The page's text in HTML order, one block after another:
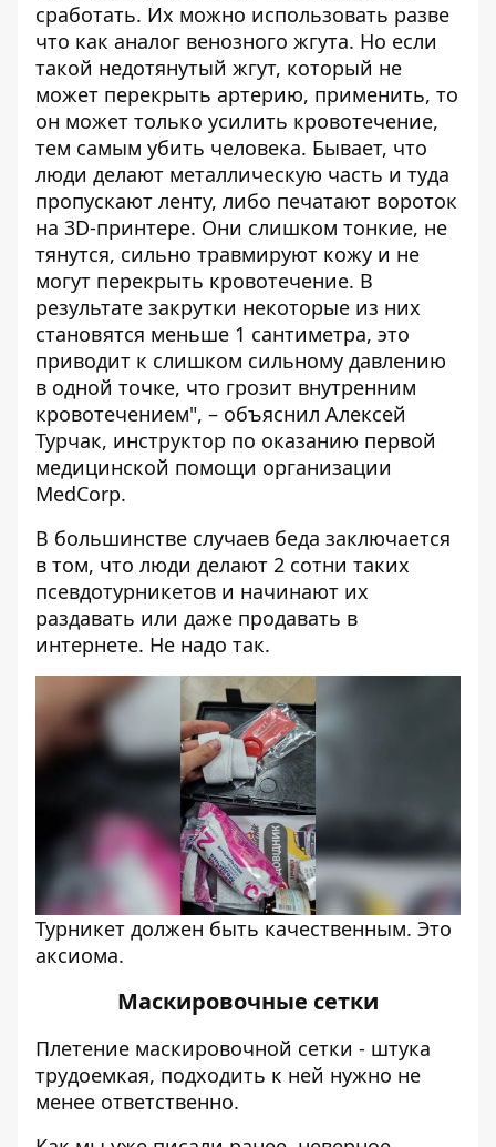
сработать. Их можно использовать разве
что как аналог венозного жгута. Но если
такой недотянутый жгут, который не
может перекрыть артерию, применить, то
он может только усилить кровотечение,
тем самым убить человека. Бывает, что
люди делают металлическую часть и туда
пропускают ленту, либо печатают вороток
на 3D-принтере. Они слишком тонкие, не
тянутся, сильно травмируют кожу и не
могут перекрыть кровотечение. В
результате закрутки некоторые из них
становятся меньше 1 сантиметра, это
приводит к слишком сильному давлению
в одной точке, что грозит внутренним
кровотечением", – объяснил Алексей
Турчак, инструктор по оказанию первой
медицинской помощи организации
MedCorp.
В большинстве случаев беда заключается
в том, что люди делают 2 сотни таких
псевдотурникетов и начинают их
раздавать или даже продавать в
интернете. Не надо так.
Турникет должен быть качественным. Это
аксиома.
Маскировочные сетки
Плетение маскировочной сетки - штука
трудоемкая, подходить к ней нужно не
менее ответственно.